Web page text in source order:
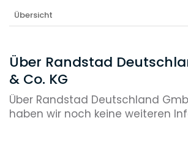
Übersicht
Über Randstad
& Co. KG
Über Randstad Deutschland
haben wir noch keine weiteren